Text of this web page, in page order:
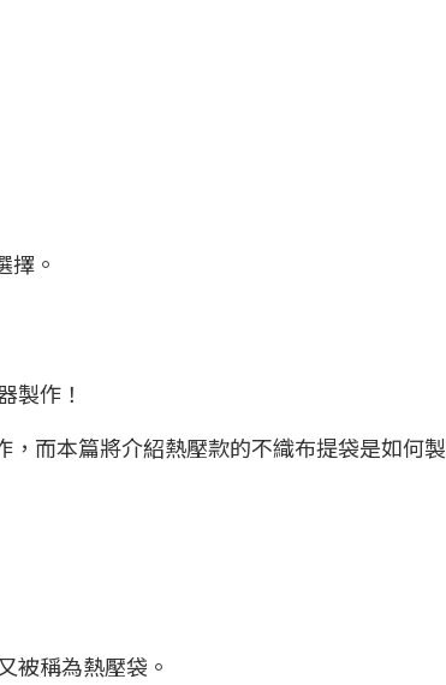
擇。
製作！
而本篇將介紹熱壓款的不織布提袋是如何製
被稱為熱壓袋。